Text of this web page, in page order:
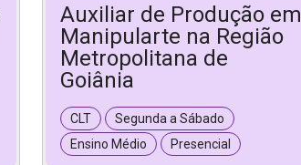
Auxiliar de Produção em
Manipularte na Região
Metropolitana de
Goiânia
CLT
Segunda a Sábado
Ensino Médio
Presencial